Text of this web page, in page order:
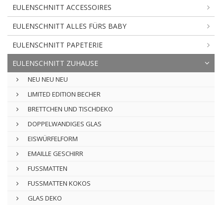
EULENSCHNITT ACCESSOIRES
EULENSCHNITT ALLES FÜRS BABY
EULENSCHNITT PAPETERIE
EULENSCHNITT ZUHAUSE
NEU NEU NEU
LIMITED EDITION BECHER
BRETTCHEN UND TISCHDEKO
DOPPELWANDIGES GLAS
EISWÜRFELFORM
EMAILLE GESCHIRR
FUSSMATTEN
FUSSMATTEN KOKOS
GLAS DEKO